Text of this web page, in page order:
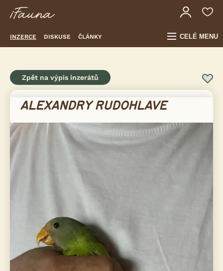
INZERCE DISKUSE ČLÁNKY CELÉ MENU
Zpět na výpis inzerátů
ALEXANDRY RUDOHLAVE